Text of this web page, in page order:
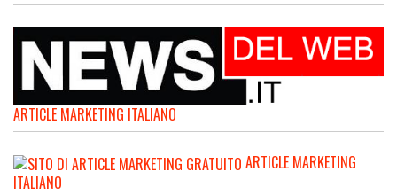
ARTICLE MARKETING ITALIANO
ARTICLE MARKETING
ITALIANO